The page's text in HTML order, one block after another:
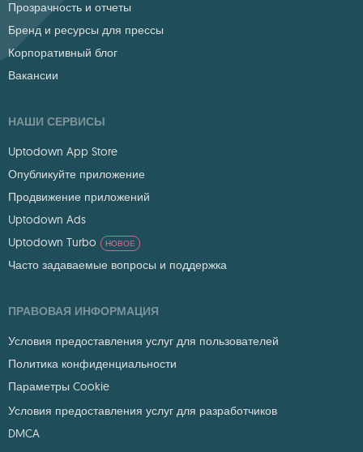
Прозрачность и отчеты
Бренд и ресурсы для прессы
Корпоративный блог
Вакансии
НАШИ СЕРВИСЫ
Uptodown App Store
Опубликуйте приложение
Продвижение приложений
Uptodown Ads
Uptodown Turbo
НОВОЕ
Часто задаваемые вопросы и поддержка
ПРАВОВАЯ ИНФОРМАЦИЯ
Условия предоставления услуг для пользователей
Политика конфиденциальности
Параметры Cookie
Условия предоставления услуг для разработчиков
DMCA